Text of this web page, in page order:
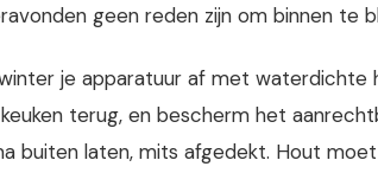
geen reden zijn om binnen te
je apparatuur af met waterdichte
terug, en bescherm het
buiten laten, mits afgedekt. Hout